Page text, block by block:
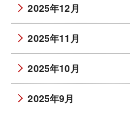
2025年12月
2025年11月
2025年10月
2025年9月